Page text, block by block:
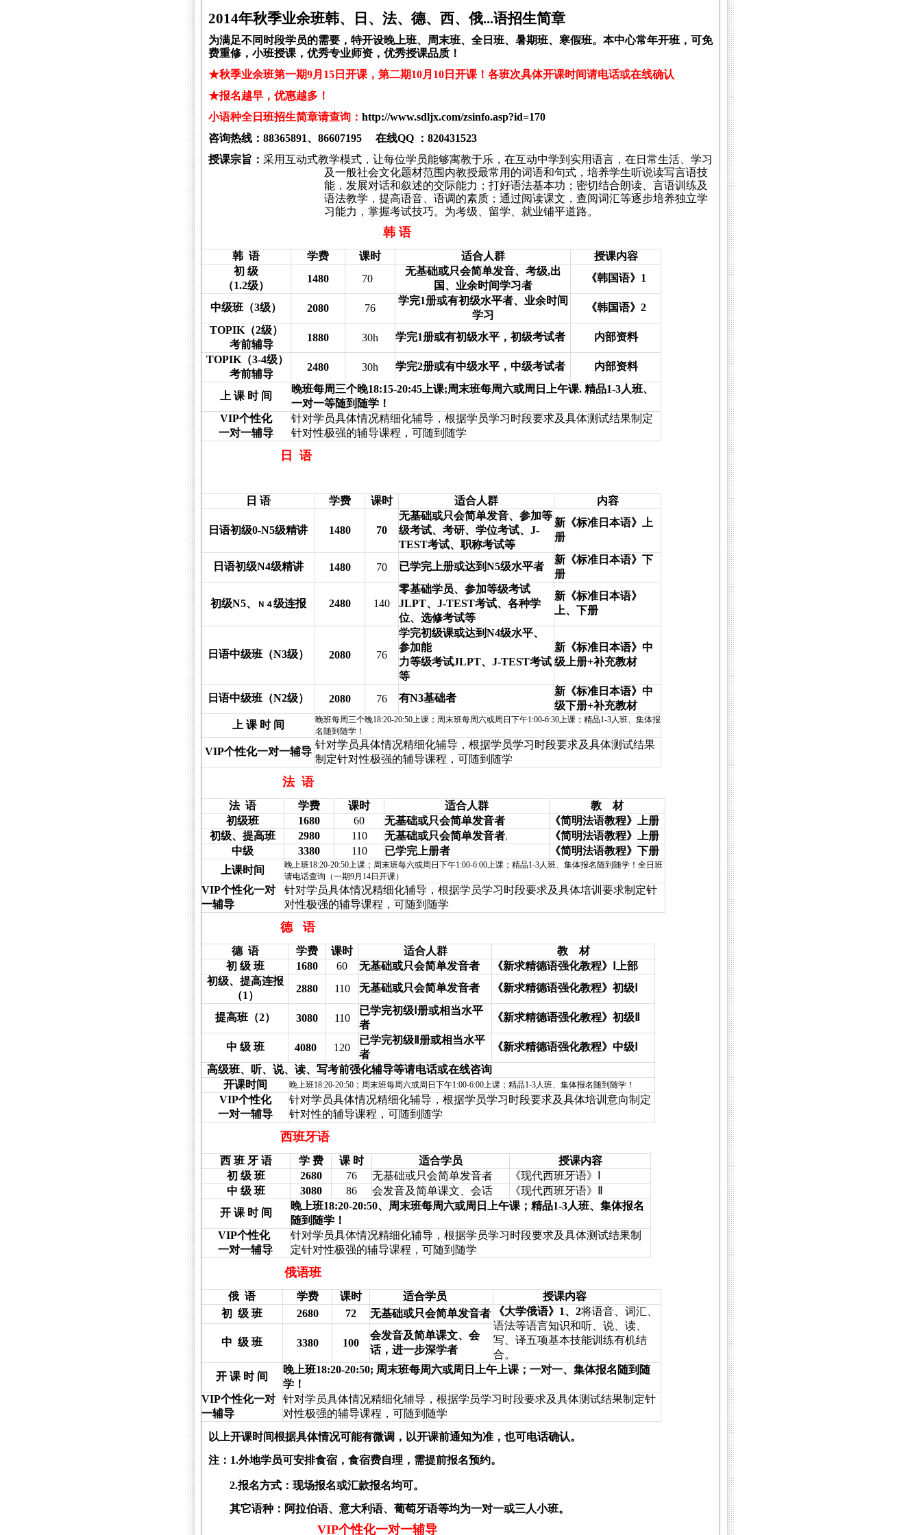
2014年秋季业余班韩、日、法、德、西、俄...语招生简章
为满足不同时段学员的需要，特开设晚上班、周末班、全日班、暑期班、寒假班。本中心常年开班，可免
费重修，小班授课，优秀专业师资，优秀授课品质！
★秋季业余班第一期9月15日开课，第二期10月10日开课！各班次具体开课时间请电话或在线确认
★报名越早，优惠越多！
小语种全日班招生简章请查询： http://www.sdljx.com/zsinfo.asp?id=170
咨询热线： 88365891、 86607195 在线QQ ： 820431523
授课宗旨： 采用互动式教学模式，让每位学员能够寓教于乐，在互动中学到实用语言，在日常生活、学习
及一般社会文化题材范围内教授最常用的词语和句式，培养学生听说读写言语技
能，发展对话和叙述的交际能力；打好语法基本功；密切结合朗读、言语训练及
语法教学，提高语音、语调的素质；通过阅读课文，查阅词汇等逐步培养独立学
习能力，掌握考试技巧。为考级、留学、就业铺平道路。
韩 语
韩 语 学费 课时 适合人群
授课内容
初 级
（1.2级）
1480 70
无基础或只会简单发音、考级,出
国、业余时间学习者
《韩国语》 1
中级班（3级） 2080 76
学完1册或有初级水平者、业余时间
学习
《韩国语》 2
TOPIK（2级）
考前辅导
1880 30h 学完1册或有初级水平，初级考试者
内部资料
TOPIK （3-4级）
考前辅导
2480 30h 学完2册或有中级水平，中级考试者 内部资料
上 课 时 间
晚班每周三个晚18:15-20:45 上课;周末班每周六或周日上午课. 精品1-3人班、
一对一等随到随学！
VIP个性化
一对一辅导
针对学员具体情况精细化辅导，根据学员学习时段要求及具体测试结果制定
针对性极强的辅导课程，可随到随学
日 语
日 语 学费 课时 适合人群 内容
日语初级0-N5级精讲 1480 70
无基础或只会简单发音、参加等
级考试、考研、学位考试、 J-
TEST考试、职称考试等
新《标准日本语》上
册
日语初级N4级精讲 1480 70 已学完上册或达到N5级水平者
新《标准日本语》下
册
初级N5、 Ｎ４级连报 2480 140
零基础学员、参加等级考试
JLPT、 J-TEST考试、各种学
位、选修考试等
新《标准日本语》
上、下册
日语中级班（N3级） 2080 76
学完初级课或达到N4级水平、
参加能
力等级考试JLPT、 J-TEST考试
等
新《标准日本语》中
级上册+补充教材
日语中级班（N2级） 2080 76 有N3基础者
新《标准日本语》中
级下册+补充教材
上 课 时 间
晚班每周三个晚18:20-20:50上课；周末班每周六或周日下午1:00-6:30上课；精品1-3人班、集体报
名随到随学！
VIP个性化一对一辅导
针对学员具体情况精细化辅导，根据学员学习时段要求及具体测试结果
制定针对性极强的辅导课程，可随到随学
法 语
法 语 学费 课时 适合人群 教
材
初级班
1680 60 无基础或只会简单发音者
《简明法语教程》上册
初级、提高班
2980 110 无基础或只会简单发音者,
《简明法语教程》上册
中级
3380 110 已学完上册者
《简明法语教程》下册
上课时间
晚上班18:20-20:50上课；周末班每六或周日下午1:00-6:00上课；精品1-3人班、集体报名随到随学！全日班
请电话查询（一期9月 14日开课）
VIP个性化一对
一辅导
针对学员具体情况精细化辅导，根据学员学习时段要求及具体培训要求制定针
对性极强的辅导课程，可随到随学
德 语
德 语 学费 课时 适合人群 教
材
初 级 班
1680 60 无基础或只会简单发音者
《新求精德语强化教程》Ⅰ上部
初级、提高连报
（1 ）
2880 110 无基础或只会简单发音者 《新求精德语强化教程》初级Ⅰ
提高班（2） 3080 110
已学完初级Ⅰ册或相当水平
者
《新求精德语强化教程》初级Ⅱ
中 级 班 4080 120
已学完初级Ⅱ册或相当水平
者
《新求精德语强化教程》中级Ⅰ
高级班、听、说、读、写考前强化辅导等请电话或在线咨询
开课时间
晚上班18:20-20:50 ；周末班每周六或周日下午1:00-6:00上课；精品1-3人班、集体报名随到随学！
VIP个性化
一对一辅导
针对学员具体情况精细化辅导，根据学员学习时段要求及具体培训意向制定
针对性的辅导课程，可随到随学
西班牙语
西 班 牙 语 学 费 课 时 适合学员
授课内容
初 级 班
2680 76 无基础或只会简单发音者
《现代西班牙语》Ⅰ
中 级 班
3080 86 会发音及简单课文、会话
《现代西班牙语》Ⅱ
开 课 时 间
晚上班18:20-20:50、周末班每周六或周日上午课；精品1-3人班、集体报名
随到随学！
VIP个性化
一对一辅导
针对学员具体情况精细化辅导，根据学员学习时段要求及具体测试结果制
定针对性极强的辅导课程，可随到随学
俄语班
俄 语 学费 课时 适合学员
授课内容
初 级 班 2680 72 无基础或只会简单发音者 《大学俄语》 1、 2将语音、词汇、
语法等语言知识和听、说、读、
写、译五项基本技能训练有机结
合。
中 级 班 3380 100
会发音及简单课文、会
话，进一步深学者
开 课 时 间
晚上班18:20-20:50; 周末班每周六或周日上午上课；一对一、集体报名随到随
学！
VIP个性化一对
一辅导
针对学员具体情况精细化辅导，根据学员学习时段要求及具体测试结果制定针
对性极强的辅导课程，可随到随学
以上开课时间根据具体情况可能有微调，以开课前通知为准，也可电话确认。
注： 1.外地学员可安排食宿，食宿费自理，需提前报名预约。
2.报名方式：现场报名或汇款报名均可。
其它语种：阿拉伯语、意大利语、葡萄牙语等均为一对一或三人小班。
VIP个性化一对一辅导